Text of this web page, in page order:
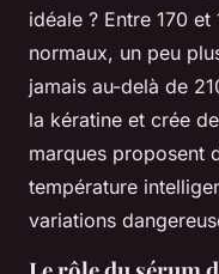
idéale ? Entre 170
normaux, un peu
jamais au-delà de
la kératine et crée
marques proposent
température
variations